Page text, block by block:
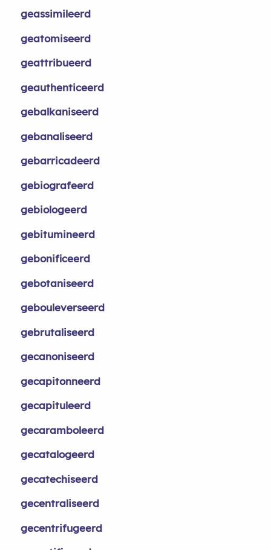
geassimileerd
geatomiseerd
geattribueerd
geauthenticeerd
gebalkaniseerd
gebanaliseerd
gebarricadeerd
gebiografeerd
gebiologeerd
gebitumineerd
gebonificeerd
gebotaniseerd
gebouleverseerd
gebrutaliseerd
gecanoniseerd
gecapitonneerd
gecapituleerd
gecaramboleerd
gecatalogeerd
gecatechiseerd
gecentraliseerd
gecentrifugeerd